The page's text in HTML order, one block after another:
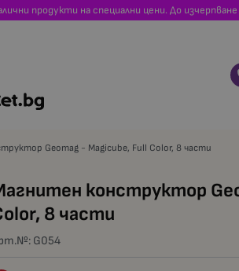
продукти на специални цени. До
Geomag - Magicube, Full Color, 8 части
конструктор
8 части
G054